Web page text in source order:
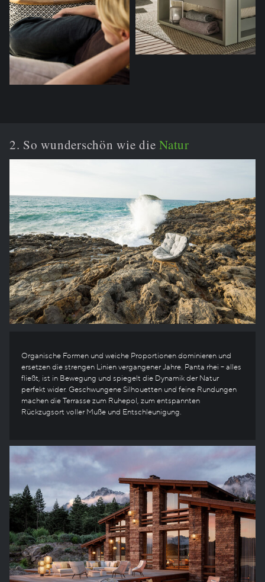
2. So wunderschön wie dieNatur
Organische Formen und weiche Proportionen dominieren und
ersetzen die strengen Linien vergangener Jahre. Panta rhei – alles
fließt, ist in Bewegung und spiegelt die Dynamik der Natur
perfekt wider. Geschwungene Silhouetten und feine Rundungen
machen die Terrasse zum Ruhepol, zum entspannten
Rückzugsort voller Muße und Entschleunigung.